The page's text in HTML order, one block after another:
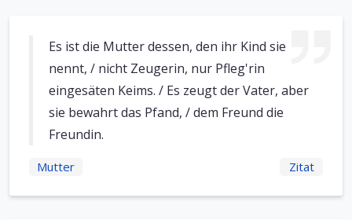
Es ist die Mutter dessen, den ihr Kind sie
nennt, / nicht Zeugerin, nur Pfleg'rin
eingesäten Keims. / Es zeugt der Vater, aber
sie bewahrt das Pfand, / dem Freund die
Freundin.
Mutter Zitat